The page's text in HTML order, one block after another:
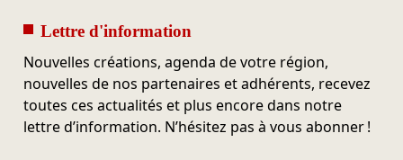
Lettre d'information
Nouvelles créations, agenda de votre région,
nouvelles de nos partenaires et adhérents, recevez
toutes ces actualités et plus encore dans notre
lettre d’information. N’hésitez pas à vous abonner !